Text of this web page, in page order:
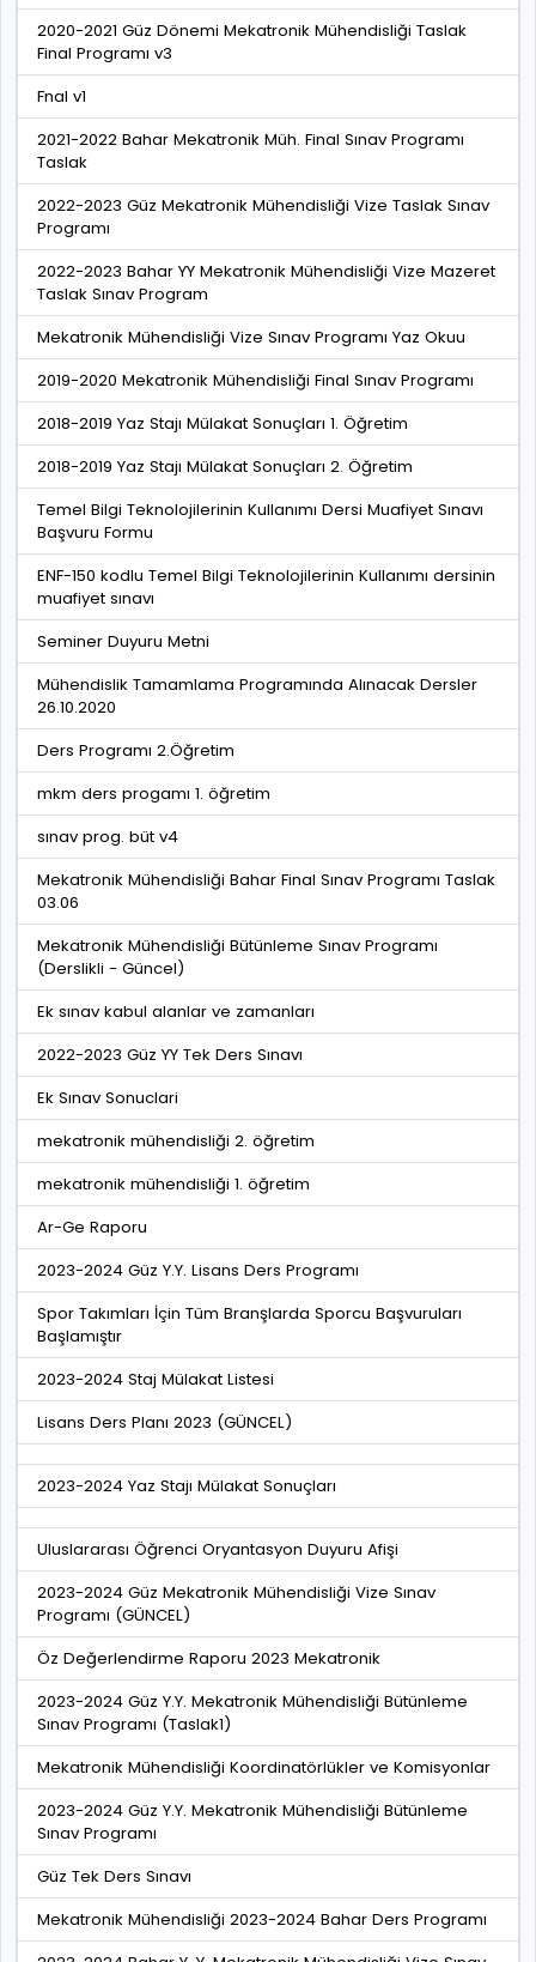
2020-2021 Güz Dönemi Mekatronik Mühendisliği Taslak
Final Programı v3
Fnal v1
2021-2022 Bahar Mekatronik Müh. Final Sınav Programı
Taslak
2022-2023 Güz Mekatronik Mühendisliği Vize Taslak Sınav
Programı
2022-2023 Bahar YY Mekatronik Mühendisliği Vize Mazeret
Taslak Sınav Program
Mekatronik Mühendisliği Vize Sınav Programı Yaz Okuu
2019-2020 Mekatronik Mühendisliği Final Sınav Programı
2018-2019 Yaz Stajı Mülakat Sonuçları 1. Öğretim
2018-2019 Yaz Stajı Mülakat Sonuçları 2. Öğretim
Temel Bilgi Teknolojilerinin Kullanımı Dersi Muafiyet Sınavı
Başvuru Formu
ENF-150 kodlu Temel Bilgi Teknolojilerinin Kullanımı dersinin
muafiyet sınavı
Seminer Duyuru Metni
Mühendislik Tamamlama Programında Alınacak Dersler
26.10.2020
Ders Programı 2.Öğretim
mkm ders progamı 1. öğretim
sınav prog. büt v4
Mekatronik Mühendisliği Bahar Final Sınav Programı Taslak
03.06
Mekatronik Mühendisliği Bütünleme Sınav Programı
(Derslikli - Güncel)
Ek sınav kabul alanlar ve zamanları
2022-2023 Güz YY Tek Ders Sınavı
Ek Sınav Sonuclari
mekatronik mühendisliği 2. öğretim
mekatronik mühendisliği 1. öğretim
Ar-Ge Raporu
2023-2024 Güz Y.Y. Lisans Ders Programı
Spor Takımları İçin Tüm Branşlarda Sporcu Başvuruları
Başlamıştır
2023-2024 Staj Mülakat Listesi
Lisans Ders Planı 2023 (GÜNCEL)
2023-2024 Yaz Stajı Mülakat Sonuçları
Uluslararası Öğrenci Oryantasyon Duyuru Afişi
2023-2024 Güz Mekatronik Mühendisliği Vize Sınav
Programı (GÜNCEL)
Öz Değerlendirme Raporu 2023 Mekatronik
2023-2024 Güz Y.Y. Mekatronik Mühendisliği Bütünleme
Sınav Programı (Taslak1)
Mekatronik Mühendisliği Koordinatörlükler ve Komisyonlar
2023-2024 Güz Y.Y. Mekatronik Mühendisliği Bütünleme
Sınav Programı
Güz Tek Ders Sınavı
Mekatronik Mühendisliği 2023-2024 Bahar Ders Programı